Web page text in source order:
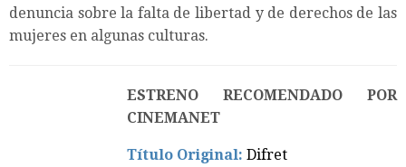
denuncia sobre la falta de libertad y de derechos de las
mujeres en algunas culturas.
ESTRENO RECOMENDADO POR
CINEMANET
Título Original: Difret